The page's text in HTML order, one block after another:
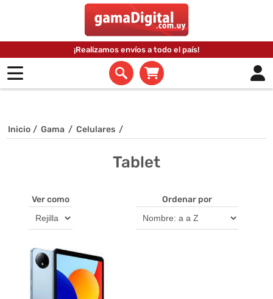
¡Realizamos envíos a todo el país!
Inicio / Gama / Celulares /
Tablet
Ver como Ordenar por